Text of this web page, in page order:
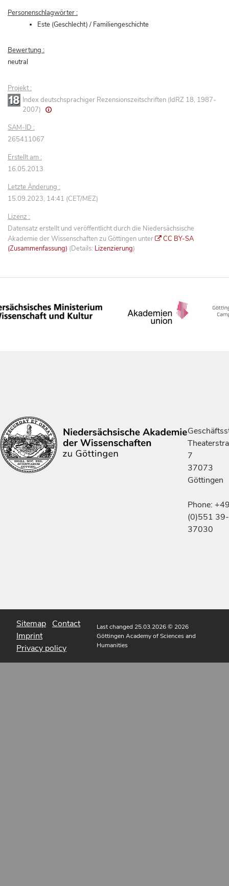
Personenschlagwörter :
Este (Geschlecht) / Familiengeschichte
Bewertung :
neutral
Projekt :
Index deutschsprachiger Rezensionszeitschriften (IdRZ 18, 1987-
2007)
SAM-ID :
265411067
Erstellt am :
16.05.2013
Letzte Änderung :
15.09.2023, 14:41 (CET/MEZ)
Lizenz :
Datensatz erstellt und veröffentlicht durch die Niedersächsische
Akademie der Wissenschaften zu Göttingen unter
CC BY-SA
(Zusammenfassung) (Details: Lizenzierung)
7
37073
Göttingen
Phone:
(0)551 39-
37030
Sitemap Contact
Imprint
Privacy policy
Last changed 25.03.2026© 2026
Göttingen Academy of Sciences and
Humanities